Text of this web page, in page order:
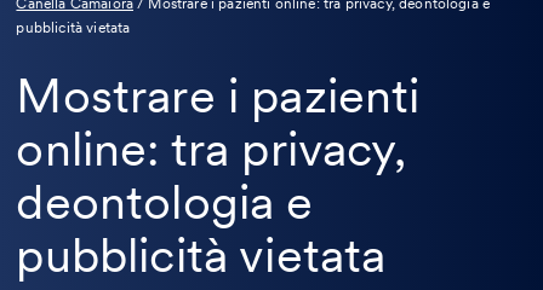
Canella Camaiora / Mostrare i pazienti online: tra privacy, deontologia e
pubblicità vietata
Mostrare i pazienti
online: tra privacy,
deontologia e
pubblicità vietata